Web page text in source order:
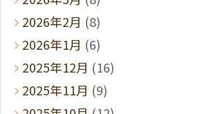
2026年2月 (8)
2026年1月 (6)
2025年12月 (16)
2025年11月 (9)